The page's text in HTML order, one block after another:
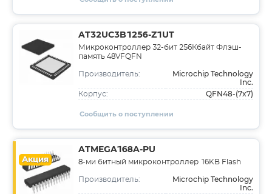
AT32UC3B1256-Z1UT
Микроконтроллер 32-бит 256Кбайт Флэш-
память 48VFQFN
Производитель:
Microchip Technology
Inc.
Корпус: QFN48-(7x7)
Сообщить о поступлении
Акция
ATMEGA168A-PU
8-ми битный микроконтроллер 16KB Flash
Производитель:
Microchip Technology
Inc.